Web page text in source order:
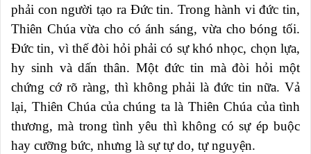
phải con người tạo ra Đức tin. Trong hành vi đức tin,
Thiên Chúa vừa cho có ánh sáng, vừa cho bóng tối.
Đức tin, vì thế đòi hỏi phải có sự khó nhọc, chọn lựa,
hy sinh và dấn thân. Một đức tin mà đòi hỏi một
chứng cớ rõ ràng, thì không phải là đức tin nữa. Vả
lại, Thiên Chúa của chúng ta là Thiên Chúa của tình
thương, mà trong tình yêu thì không có sự ép buộc
hay cưỡng bức, nhưng là sự tự do, tự nguyện.